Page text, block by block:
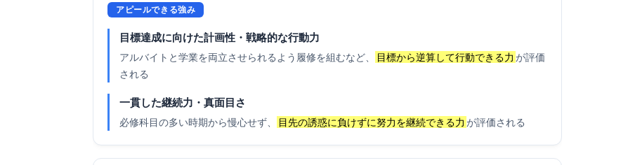
アピールできる強み
目標達成に向けた計画性・戦略的な行動力
アルバイトと学業を両立させられるよう履修を組むなど、 目標から逆算して行動できる力 が評価
される
一貫した継続力・真面目さ
必修科目の多い時期から慢心せず、 目先の誘惑に負けずに努力を継続できる力 が評価される